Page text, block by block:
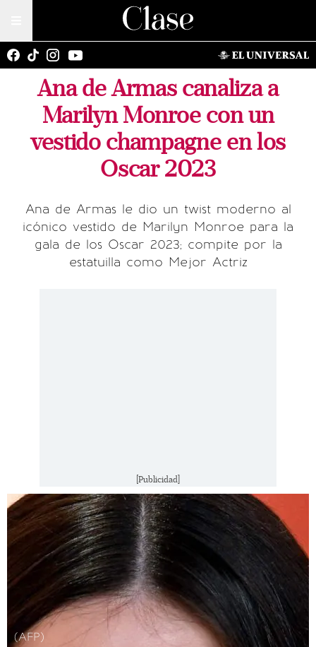
Ana de Armas canaliza a
Marilyn Monroe con un
vestido champagne en los
Oscar 2023
Ana de Armas le dio un twist moderno al
icónico vestido de Marilyn Monroe para la
gala de los Oscar 2023; compite por la
estatuilla como Mejor Actriz
[Publicidad]
(AFP)